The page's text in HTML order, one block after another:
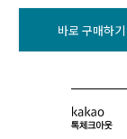
바로 구매하기